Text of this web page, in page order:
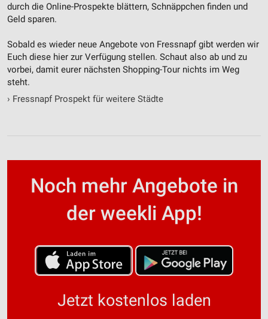
durch die Online-Prospekte blättern, Schnäppchen finden und
Geld sparen.
Sobald es wieder neue Angebote von Fressnapf gibt werden wir
Euch diese hier zur Verfügung stellen. Schaut also ab und zu
vorbei, damit eurer nächsten Shopping-Tour nichts im Weg
steht.
› Fressnapf Prospekt für weitere Städte
Noch mehr Angebote in
der weekli App!
Jetzt kostenlos laden